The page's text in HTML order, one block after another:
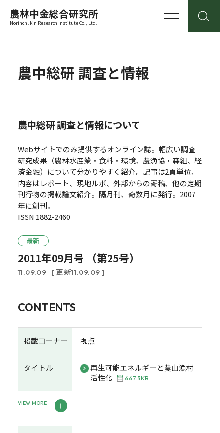
農林中金総合研究所
Norinchukin Research Institute Co., Ltd.
農中総研 調査と情報
農中総研 調査と情報について
Webサイトでのみ提供するオンライン誌。幅広い調査
研究成果（農林水産業・食料・環境、農漁協・森組、経
済金融）について分かりやすく紹介。記事は2頁単位、
内容はレポート、現地ルポ、外部からの寄稿、他の定期
刊行物の掲載論文紹介。隔月刊、奇数月に発行。2007
年に創刊。
ISSN 1882-2460
最新
2011年09月号 （第25号）
11.09.09 [ 更新11.09.09 ]
CONTENTS
掲載コーナー 視点
タイトル
再生可能エネルギーと農山漁村
活性化
667.3KB
VIEW MORE